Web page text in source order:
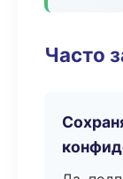
Часто